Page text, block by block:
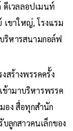
ดีเวลลอปเมนท์
เขาใหญ่, โรงแรม
ริหารสนามกอล์ฟ
สร้างพรรคครั้ง
ามาบริหารพรรค
อง สื่อทุกสำนัก
ลูกสาวคนเล็กของ